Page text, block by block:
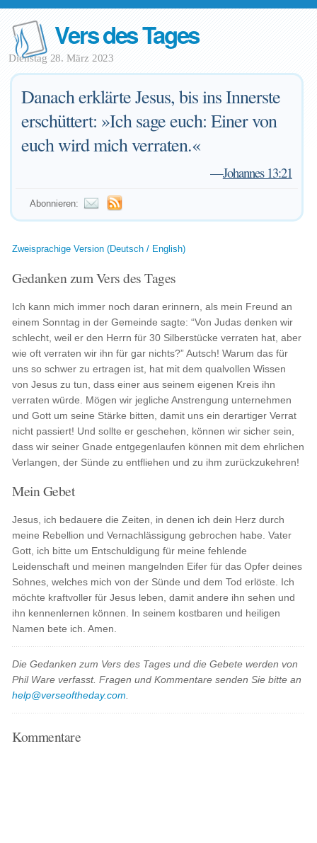
Vers des Tages
Dienstag 28. März 2023
Danach erklärte Jesus, bis ins Innerste
erschüttert: »Ich sage euch: Einer von
euch wird mich verraten.«
—Johannes 13:21
Abonnieren:
Zweisprachige Version (Deutsch / English)
Gedanken zum Vers des Tages
Ich kann mich immer noch daran erinnern, als mein Freund an
einem Sonntag in der Gemeinde sagte: “Von Judas denken wir
schlecht, weil er den Herrn für 30 Silberstücke verraten hat, aber
wie oft verraten wir ihn für gar nichts?” Autsch! Warum das für
uns so schwer zu ertragen ist, hat mit dem qualvollen Wissen
von Jesus zu tun, dass einer aus seinem eigenen Kreis ihn
verraten würde. Mögen wir jegliche Anstrengung unternehmen
und Gott um seine Stärke bitten, damit uns ein derartiger Verrat
nicht passiert! Und sollte er geschehen, können wir sicher sein,
dass wir seiner Gnade entgegenlaufen können mit dem ehrlichen
Verlangen, der Sünde zu entfliehen und zu ihm zurückzukehren!
Mein Gebet
Jesus, ich bedauere die Zeiten, in denen ich dein Herz durch
meine Rebellion und Vernachlässigung gebrochen habe. Vater
Gott, ich bitte um Entschuldigung für meine fehlende
Leidenschaft und meinen mangelnden Eifer für das Opfer deines
Sohnes, welches mich von der Sünde und dem Tod erlöste. Ich
möchte kraftvoller für Jesus leben, damit andere ihn sehen und
ihn kennenlernen können. In seinem kostbaren und heiligen
Namen bete ich. Amen.
Die Gedanken zum Vers des Tages und die Gebete werden von
Phil Ware verfasst. Fragen und Kommentare senden Sie bitte an
help@verseoftheday.com
Kommentare